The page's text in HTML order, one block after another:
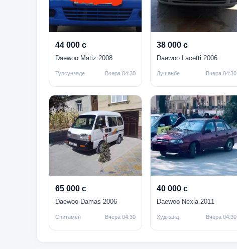
44 000 с
Daewoo Matiz 2008
Турсунзаде Вчера 04:30
38 000 с
Daewoo Lacetti 2006
Душанбе Вчера 04:30
65 000 с
Daewoo Damas 2006
Спитамен Вчера 04:30
40 000 с
Daewoo Nexia 2011
Худжанд Вчера 04:30